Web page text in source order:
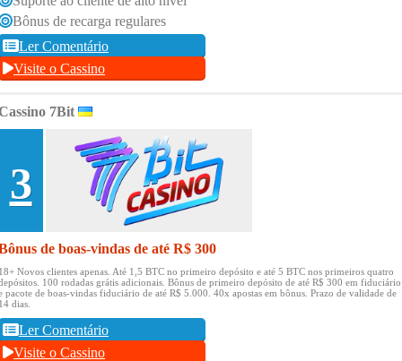
Bônus de recarga regulares
Ler Comentário
Visite o Cassino
7Bit
3
de boas-vindas de até R$ 300
Novos clientes apenas. Até 1,5 BTC no primeiro depósito e até 5 BTC nos primeiros quatro
100 rodadas grátis adicionais. Bônus de primeiro depósito de até R$ 300 em fiduciário
pacote de boas-vindas fiduciário de até R$ 5.000. 40x apostas em bônus. Prazo de validade de
dias.
Ler Comentário
Visite o Cassino